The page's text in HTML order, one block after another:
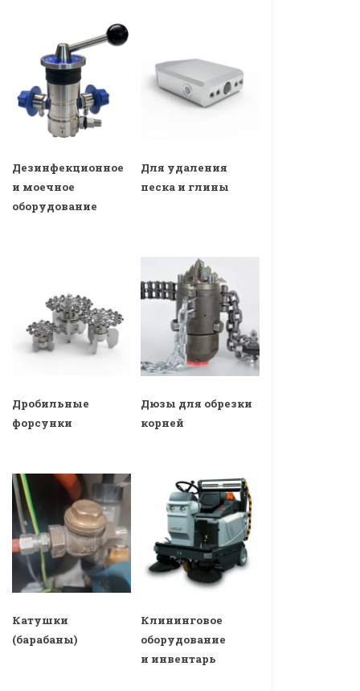
Дезинфекционное
и моечное
оборудование
Для удаления
песка и глины
Дробильные
форсунки
Дюзы для обрезки
корней
Катушки
(барабаны)
Клининговое
оборудование
и инвентарь